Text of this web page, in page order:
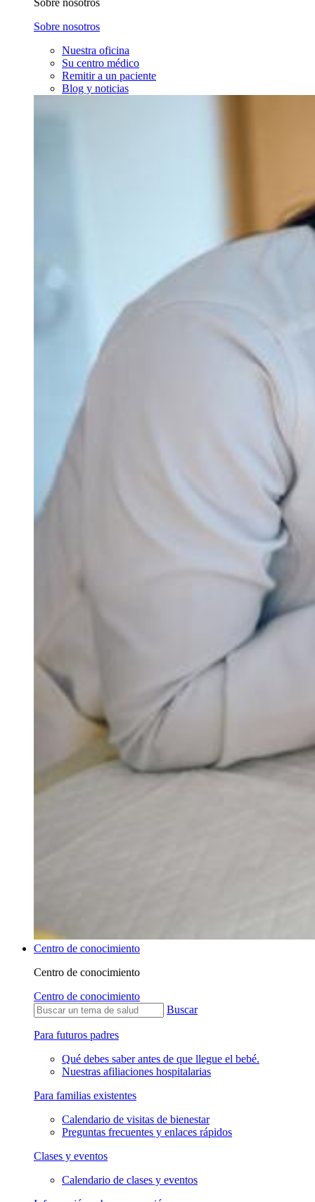
Sobre nosotros
Sobre nosotros
Nuestra oficina
Su centro médico
Remitir a un paciente
Blog y noticias
Centro de conocimiento
Centro de conocimiento
Centro de conocimiento
Buscar
Para futuros padres
Qué debes saber antes de que llegue el bebé.
Nuestras afiliaciones hospitalarias
Para familias existentes
Calendario de visitas de bienestar
Preguntas frecuentes y enlaces rápidos
Clases y eventos
Calendario de clases y eventos